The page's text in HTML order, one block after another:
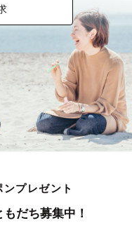
ンプレゼント
もだち募集中！